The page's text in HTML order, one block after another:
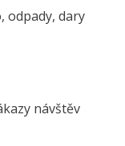
odpady, dary
návštěv